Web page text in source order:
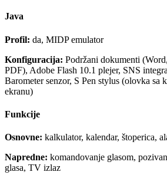
Java
Profil: da, MIDP emulator
Konfiguracija: Podržani dokumenti
PDF), Adobe Flash 10.1 plejer, SNS
Barometer senzor, S Pen stylus (olovka sa
ekranu)
Funkcije
Osnovne: kalkulator, kalendar, štoperica,
Napredne: komandovanje glasom,
glasa, TV izlaz